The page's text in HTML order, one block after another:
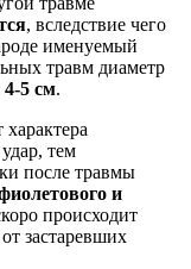
, вследствие чего
именуемый
травм диаметр
5 см.
тем
после травмы
и
происходит
застаревших